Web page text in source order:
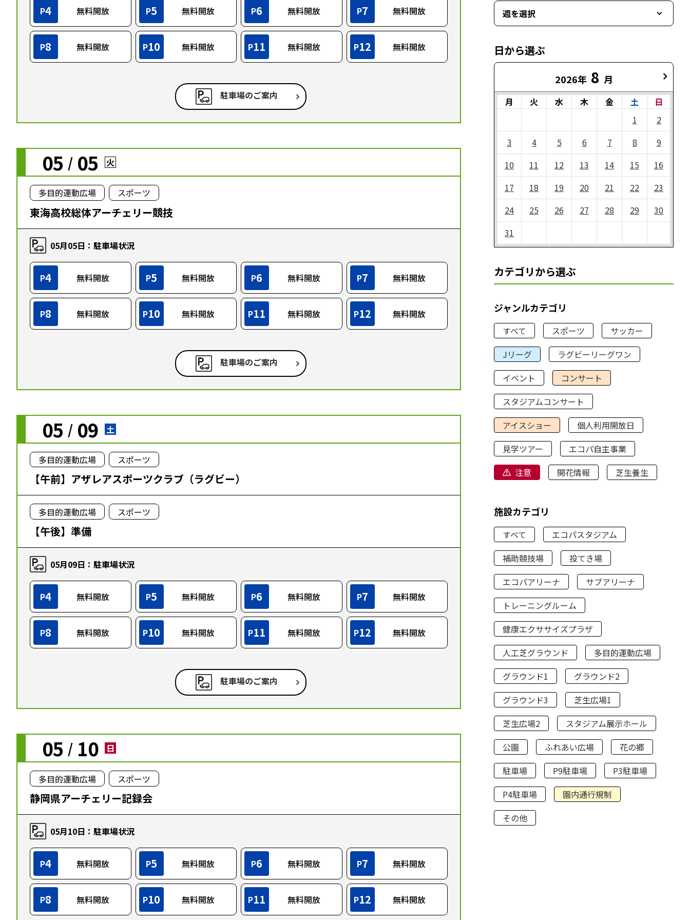
P4 無料開放 P5 無料開放 P6 無料開放 P7 無料開放
P8 無料開放 P10 無料開放 P11 無料開放 P12 無料開放
駐車場のご案内
05 / 05 火
多目的運動広場 スポーツ
東海高校総体アーチェリー競技
05月05日：駐車場状況
P4 無料開放 P5 無料開放 P6 無料開放 P7 無料開放
P8 無料開放 P10 無料開放 P11 無料開放 P12 無料開放
駐車場のご案内
05 / 09 土
多目的運動広場 スポーツ
【午前】アザレアスポーツクラブ（ラグビー）
多目的運動広場 スポーツ
【午後】準備
05月09日：駐車場状況
P4 無料開放 P5 無料開放 P6 無料開放 P7 無料開放
P8 無料開放 P10 無料開放 P11 無料開放 P12 無料開放
駐車場のご案内
05 / 10 日
多目的運動広場 スポーツ
静岡県アーチェリー記録会
05月10日：駐車場状況
P4 無料開放 P5 無料開放 P6 無料開放 P7 無料開放
P8 無料開放 P10 無料開放 P11 無料開放 P12 無料開放
週を選択
日から選ぶ
2026年 8 月
月 火 水 木 金 土
日
1
2
3
4 5 6 7 8
9
10
11 12 13 14 15
16
17
18 19 20 21 22
23
24
25 26 27 28 29
30
31
カテゴリから選ぶ
ジャンルカテゴリ
すべて スポーツ
サッカー
Jリーグ
ラグビーリーグワン
イベント
コンサート
スタジアムコンサート
アイスショー
個人利用開放日
見学ツアー
エコパ自主事業
注意
開花情報 芝生養生
施設カテゴリ
すべて
エコパスタジアム
補助競技場
投てき場
エコパアリーナ
サブアリーナ
トレーニングルーム
健康エクササイズプラザ
人工芝グラウンド
多目的運動広場
グラウンド1
グラウンド2
グラウンド3
芝生広場1
芝生広場2
スタジアム展示ホール
公園
ふれあい広場
花の郷
駐車場
P9駐車場
P3駐車場
P4駐車場
園内通行規制
その他